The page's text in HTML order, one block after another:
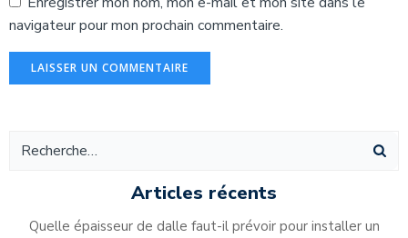
navigateur pour mon prochain commentaire.
Articles récents
Quelle épaisseur de dalle faut-il prévoir pour installer un